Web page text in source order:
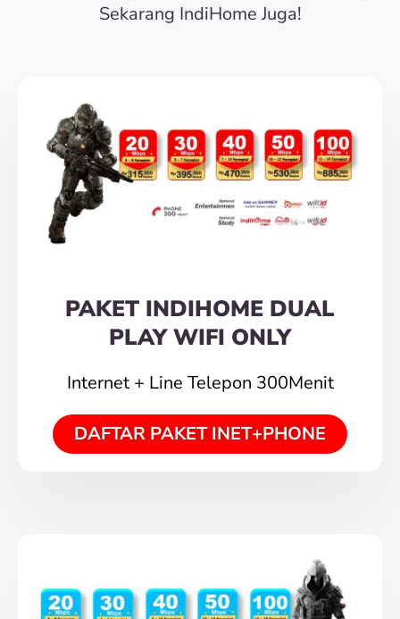
Sekarang IndiHome Juga!
PAKET INDIHOME DUAL
PLAY WIFI ONLY
Internet + Line Telepon 300Menit
DAFTAR PAKET INET+PHONE